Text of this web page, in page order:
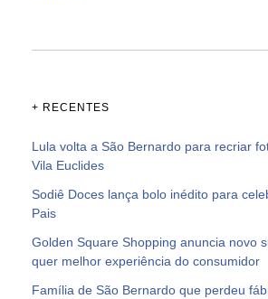
+ RECENTES
Lula volta a São Bernardo para recriar
Vila Euclides
Sodiê Doces lança bolo inédito para
Pais
Golden Square Shopping anuncia novo
quer melhor experiência do consumidor
Família de São Bernardo que perdeu